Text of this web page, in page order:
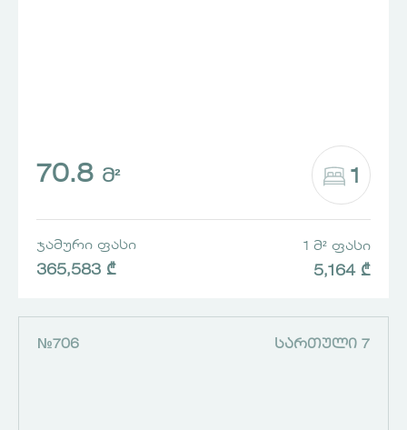
70.8 Მ² 1
ᲯᲐᲛᲣᲠᲘ ᲤᲐᲡᲘ
365,583 ₾
1 Მ² ᲤᲐᲡᲘ
5,164 ₾
№706 ᲡᲐᲠᲗᲣᲚᲘ 7